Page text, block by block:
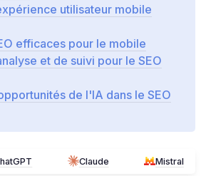
utilisateur mobile
efficaces pour le mobile
et de suivi pour le SEO
de l'IA dans le SEO
Claude Mistral